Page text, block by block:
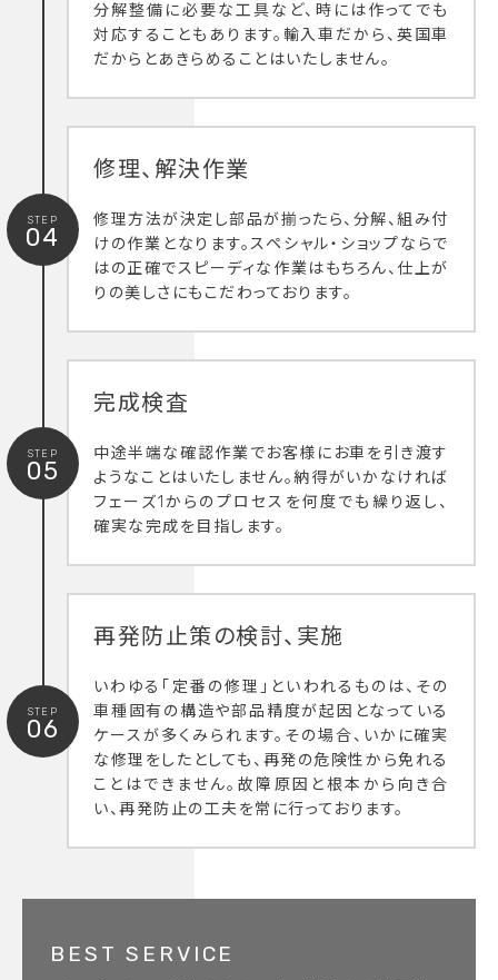
分解整備に必要な工具など、時には作ってでも
対応することもあります。輸入車だから、英国車
だからとあきらめることはいたしません。
STEP
04
修理、解決作業
修理方法が決定し部品が揃ったら、分解、組み付
けの作業となります。スペシャル・ショップならで
はの正確でスピーディな作業はもちろん、仕上が
りの美しさにもこだわっております。
STEP
05
完成検査
中途半端な確認作業でお客様にお車を引き渡す
ようなことはいたしません。納得がいかなければ
フェーズ1からのプロセスを何度でも繰り返し、
確実な完成を目指します。
STEP
06
再発防止策の検討、実施
いわゆる「定番の修理」といわれるものは、その
車種固有の構造や部品精度が起因となっている
ケースが多くみられます。その場合、いかに確実
な修理をしたとしても、再発の危険性から免れる
ことはできません。故障原因と根本から向き合
い、再発防止の工夫を常に行っております。
BEST SERVICE